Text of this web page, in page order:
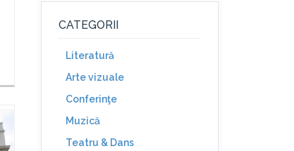
CATEGORII
Literatură
Arte vizuale
Conferinţe
Muzică
Teatru & Dans